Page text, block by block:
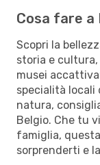
Cosa fare a
Scopri la
storia e
musei
specialità locali
natura,
Belgio. Che tu
famiglia,
sorprenderti e